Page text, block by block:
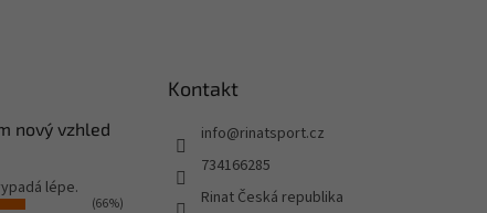
nový vzhled
lépe.
(66%)
Kontakt
info@rinatsport.cz
734166285
Rinat Česká republika